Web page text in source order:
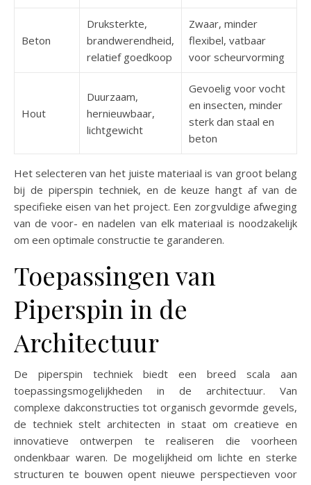
Beton
Druksterkte,
brandwerendheid,
relatief goedkoop
Zwaar, minder
flexibel, vatbaar
voor scheurvorming
Hout
Duurzaam,
hernieuwbaar,
lichtgewicht
Gevoelig voor vocht
en insecten, minder
sterk dan staal en
beton
Het selecteren van het juiste materiaal is van groot belang
bij de piperspin techniek, en de keuze hangt af van de
specifieke eisen van het project. Een zorgvuldige afweging
van de voor- en nadelen van elk materiaal is noodzakelijk
om een optimale constructie te garanderen.
Toepassingen van
Piperspin in de
Architectuur
De piperspin techniek biedt een breed scala aan
toepassingsmogelijkheden in de architectuur. Van
complexe dakconstructies tot organisch gevormde gevels,
de techniek stelt architecten in staat om creatieve en
innovatieve ontwerpen te realiseren die voorheen
ondenkbaar waren. De mogelijkheid om lichte en sterke
structuren te bouwen opent nieuwe perspectieven voor